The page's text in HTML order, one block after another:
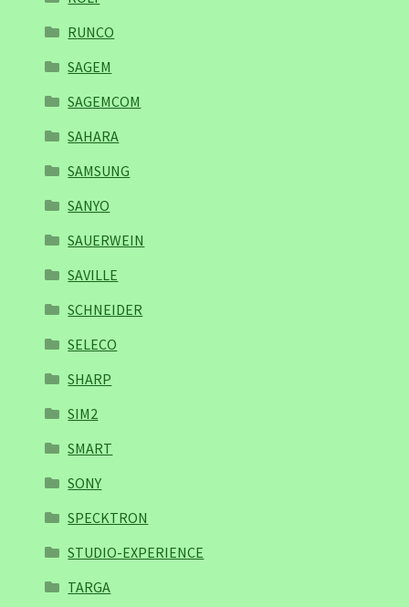
RUNCO
SAGEM
SAGEMCOM
SAHARA
SAMSUNG
SANYO
SAUERWEIN
SAVILLE
SCHNEIDER
SELECO
SHARP
SIM2
SMART
SONY
SPECKTRON
STUDIO-EXPERIENCE
TARGA